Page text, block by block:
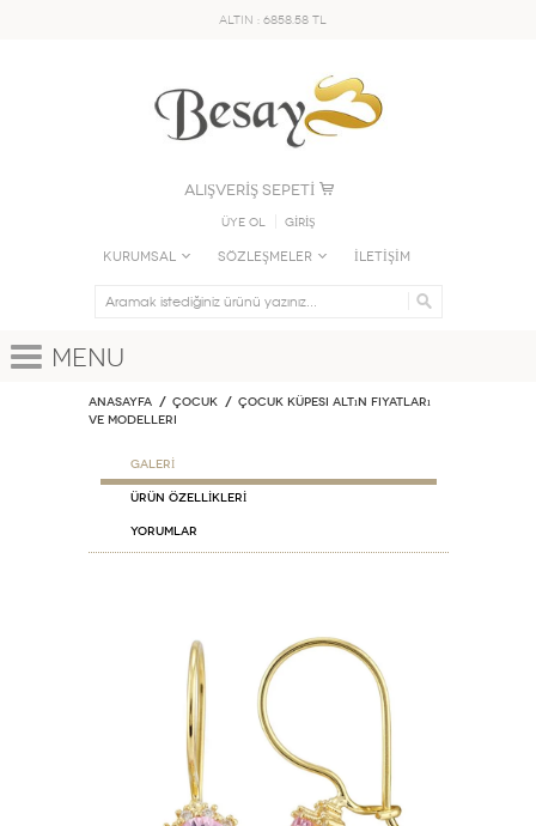
ALTIN : 6858.58 TL
ALIŞVERİŞ SEPETİ
Üye Ol GİRİŞ
KURUMSAL SÖZLEŞMELER İLETİŞİM
Menu
Anasayfa ÇOCUK
Çocuk Küpesi Altın Fiyatları
ve Modelleri
GALERİ
ÜRÜN ÖZELLİKLERİ
Yorumlar